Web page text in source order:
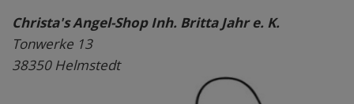
Christa's Angel-Shop Inh. Britta Jahr e. K.
Tonwerke 13
38350 Helmstedt